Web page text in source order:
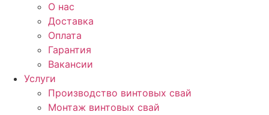
О нас
Доставка
Оплата
Гарантия
Вакансии
Услуги
Производство винтовых свай
Монтаж винтовых свай